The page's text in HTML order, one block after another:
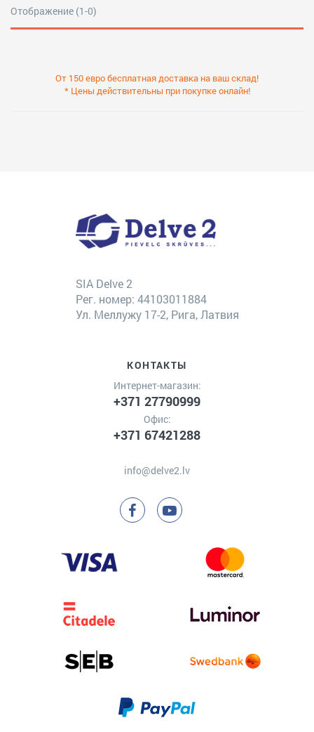
Отображение (1-0)
От 150 евро бесплатная доставка на ваш склад!
* Цены действительны при покупке онлайн!
SIA Delve 2
Рег. номер: 44103011884
Ул. Меллужу 17-2, Рига, Латвия
КОНТАКТЫ
Интернет-магазин:
+371 27790999
Офис:
+371 67421288
info@delve2.lv